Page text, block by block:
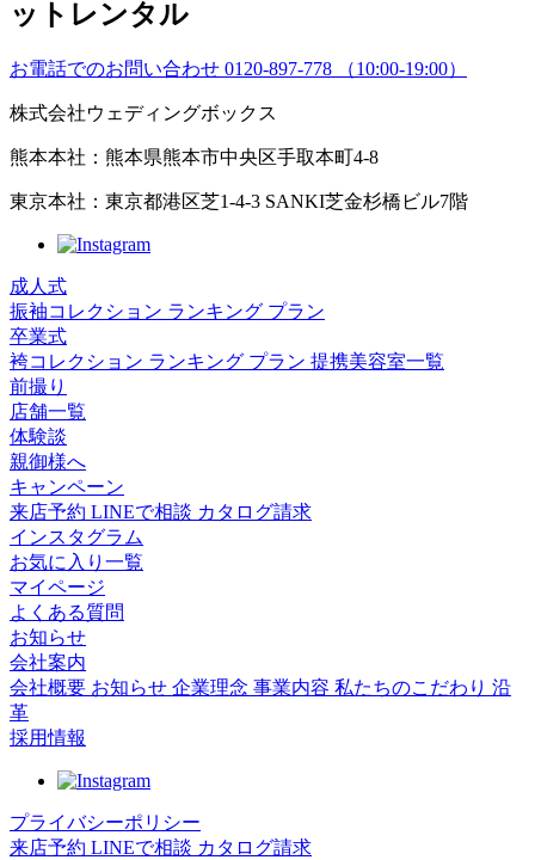
お電話でのお問い合わせ 0120-897-778 （10:00-19:00）
株式会社ウェディングボックス
熊本本社：熊本県熊本市中央区手取本町4-8
東京本社：東京都港区芝1-4-3 SANKI芝金杉橋ビル7階
成人式
振袖コレクション ランキング プラン
卒業式
袴コレクション ランキング プラン 提携美容室一覧
前撮り
店舗一覧
体験談
親御様へ
キャンペーン
来店予約 LINEで相談 カタログ請求
インスタグラム
お気に入り一覧
マイページ
よくある質問
お知らせ
会社案内
会社概要 お知らせ 企業理念 事業内容 私たちのこだわり 沿
革
採用情報
プライバシーポリシー
来店予約 LINEで相談 カタログ請求